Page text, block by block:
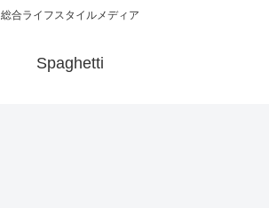
総合ライフスタイルメディア
Spaghetti